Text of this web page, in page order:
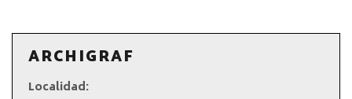
ARCHIGRAF
Localidad: